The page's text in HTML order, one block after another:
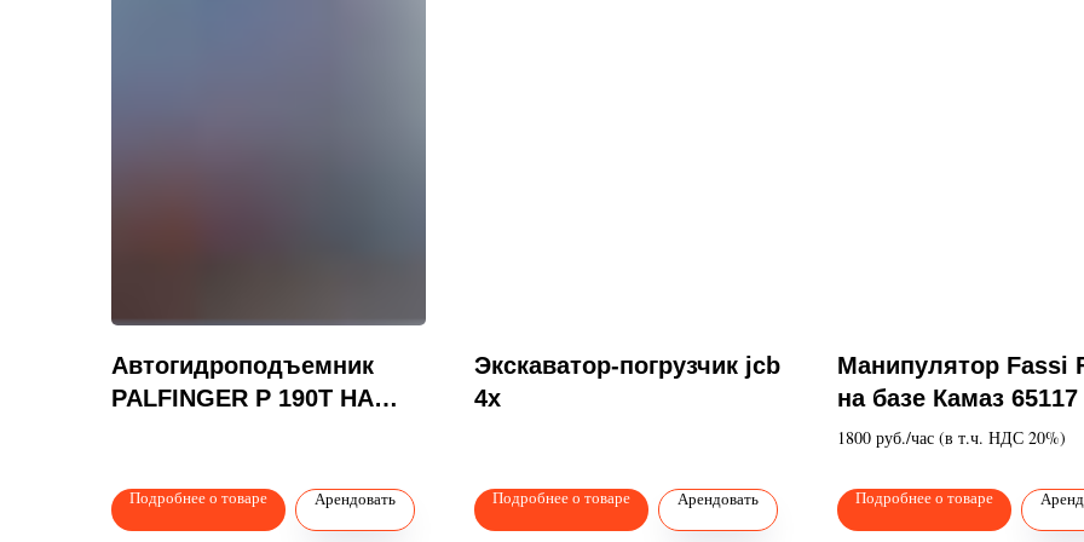
Автогидроподъемник
PALFINGER P 190T НА
Подробнее о товаре Арендовать
Экскаватор-погрузчик jcb
4x
Подробнее о товаре Арендовать
Манипулятор Fassi
на базе Камаз 65117
1800 руб./час (в т.ч. НДС 20%)
Подробнее о товаре